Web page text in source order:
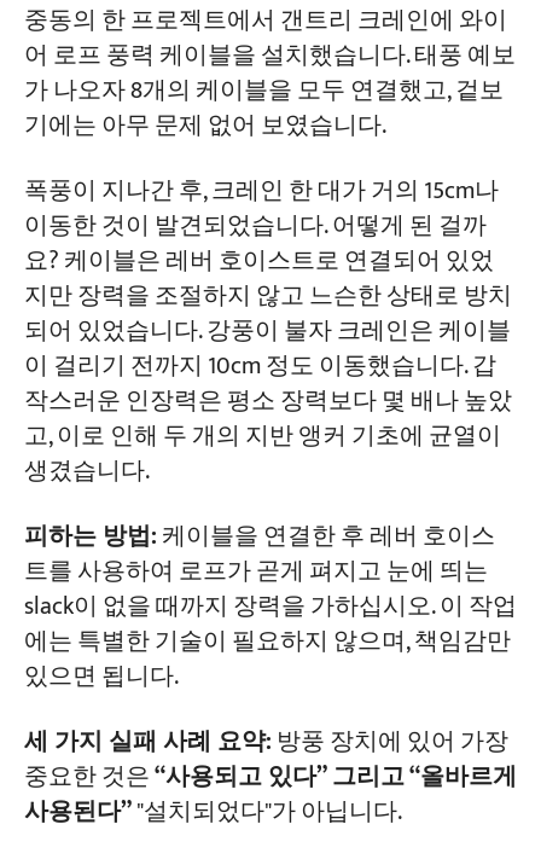
중동의 한 프로젝트에서 갠트리 크레인에 와이
어 로프 풍력 케이블을 설치했습니다. 태풍 예보
가 나오자 8개의 케이블을 모두 연결했고, 겉보
기에는 아무 문제 없어 보였습니다.
폭풍이 지나간 후, 크레인 한 대가 거의 15cm나
이동한 것이 발견되었습니다. 어떻게 된 걸까
요? 케이블은 레버 호이스트로 연결되어 있었
지만 장력을 조절하지 않고 느슨한 상태로 방치
되어 있었습니다. 강풍이 불자 크레인은 케이블
이 걸리기 전까지 10cm 정도 이동했습니다. 갑
작스러운 인장력은 평소 장력보다 몇 배나 높았
고, 이로 인해 두 개의 지반 앵커 기초에 균열이
생겼습니다.
피하는 방법:케이블을 연결한 후 레버 호이스
트를 사용하여 로프가 곧게 펴지고 눈에 띄는
slack이 없을 때까지 장력을 가하십시오. 이 작업
에는 특별한 기술이 필요하지 않으며, 책임감만
있으면 됩니다.
세 가지 실패 사례 요약: 방풍 장치에 있어 가장
중요한 것은“사용되고 있다” 그리고 “올바르게
사용된다”"설치되었다"가 아닙니다.